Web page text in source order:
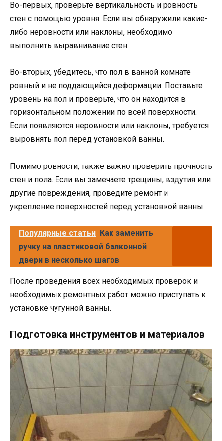
Во-первых, проверьте вертикальность и ровность
стен с помощью уровня. Если вы обнаружили какие-
либо неровности или наклоны, необходимо
выполнить выравнивание стен.
Во-вторых, убедитесь, что пол в ванной комнате
ровный и не поддающийся деформации. Поставьте
уровень на пол и проверьте, что он находится в
горизонтальном положении по всей поверхности.
Если появляются неровности или наклоны, требуется
выровнять пол перед установкой ванны.
Помимо ровности, также важно проверить прочность
стен и пола. Если вы замечаете трещины, вздутия или
другие повреждения, проведите ремонт и
укрепление поверхностей перед установкой ванны.
Популярные статьи Как заменить
ручку на пластиковой балконной
двери в несколько шагов
После проведения всех необходимых проверок и
необходимых ремонтных работ можно приступать к
установке чугунной ванны.
Подготовка инструментов и материалов